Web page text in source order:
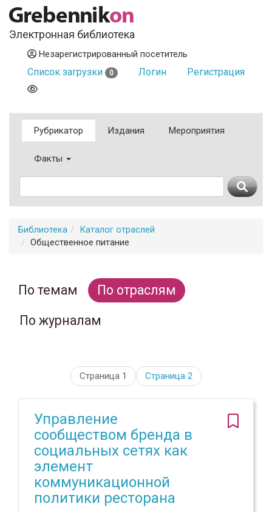
Электронная библиотека
Незарегистрированный посетитель
Список загрузки 0 Логин Регистрация
Рубрикатор Издания Мероприятия
Факты
Библиотека
Каталог отраслей
Общественное питание
По темам
По отраслям
По журналам
Страница 1 Страница 2
Управление
сообществом бренда в
социальных сетях как
элемент
коммуникационной
политики ресторана